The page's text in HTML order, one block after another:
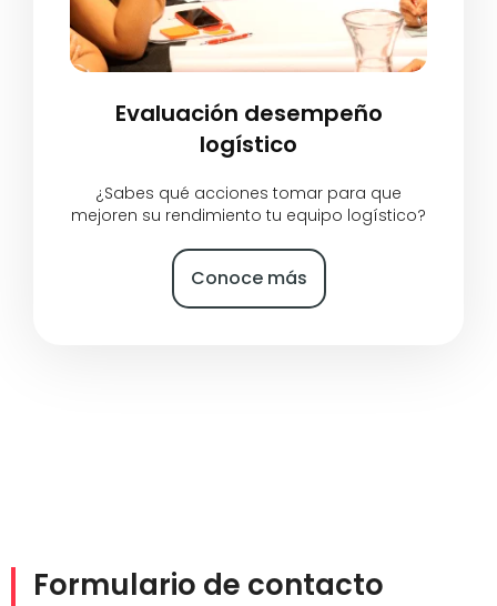
Evaluación desempeño
logístico
¿Sabes qué acciones tomar para que
mejoren su rendimiento tu equipo logístico?
Conoce más
Formulario de contacto